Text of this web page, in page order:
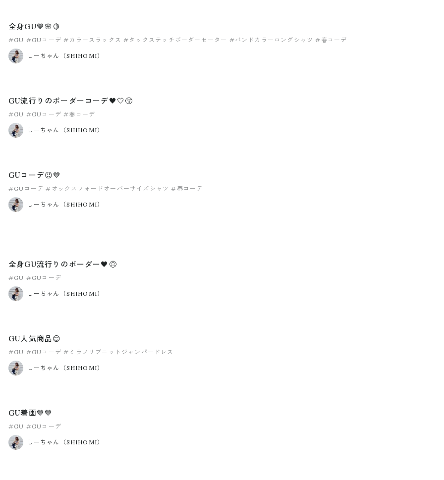
全身GU💙🌸🍋
#GU #GUコーデ #カラースラックス #タックステッチボーダーセーター #バンドカラーロングシャツ #春コーデ
しーちゃん（SHIHOMI）
GU流行りのボーダーコーデ🖤🤍😚
#GU #GUコーデ #春コーデ
しーちゃん（SHIHOMI）
GUコーデ😉💙
#GUコーデ #オックスフォードオーバーサイズシャツ #春コーデ
しーちゃん（SHIHOMI）
全身GU流行りのボーダー🖤🙃
#GU #GUコーデ
しーちゃん（SHIHOMI）
GU人気商品😊
#GU #GUコーデ #ミラノリブニットジャンパードレス
しーちゃん（SHIHOMI）
GU着画💙💙
#GU #GUコーデ
しーちゃん（SHIHOMI）